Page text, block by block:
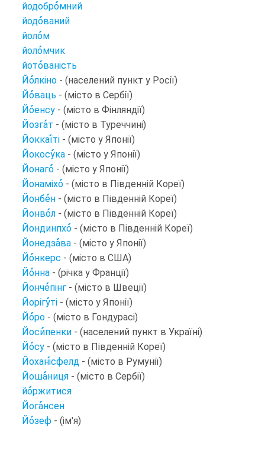
йодобромний
йодований
йолом
йоломчик
йотованість
Йолкіно - (населений пункт у Росії)
Йоваць - (місто в Сербії)
Йоенсу - (місто в Фінляндії)
Йозгат - (місто в Туреччині)
Йоккаїті - (місто у Японії)
Йокосука - (місто у Японії)
Йонаго - (місто у Японії)
Йонаміхо - (місто в Південній Кореї)
Йонбен - (місто в Південній Кореї)
Йонвол - (місто в Південній Кореї)
Йондинпхо - (місто в Південній Кореї)
Йонедзава - (місто у Японії)
Йонкерс - (місто в США)
Йонна - (річка у Франції)
Йончепінг - (місто в Швеції)
Йорігуті - (місто у Японії)
Йоро - (місто в Гондурасі)
Йосипенки - (населений пункт в Україні)
Йосу - (місто в Південній Кореї)
Йоханісфелд - (місто в Румунії)
Йошаниця - (місто в Сербії)
йоржитися
Йогансен
Йозеф - (ім'я)